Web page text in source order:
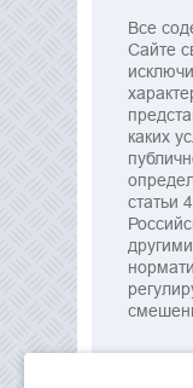
Все
Сайте
каких
статьи